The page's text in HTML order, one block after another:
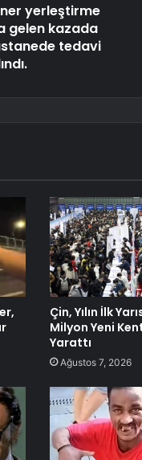
yerleştirme
gelen kazada
tedavi
Çin, Yılın İlk
Milyon Yeni
Yarattı
Ağustos 7, 2026